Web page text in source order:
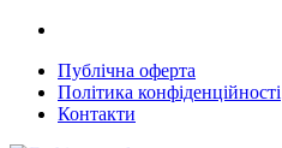
Публічна оферта
Політика конфіденційності
Контакти